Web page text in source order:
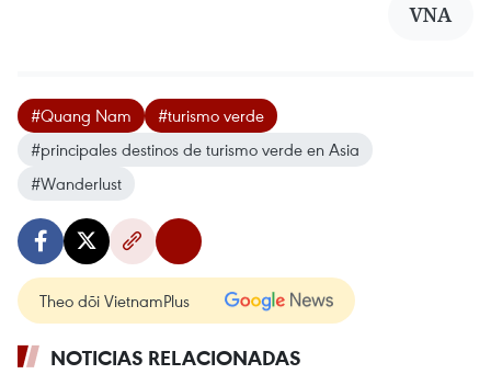
VNA
#Quang Nam
#turismo verde
#principales destinos de turismo verde en Asia
#Wanderlust
Theo dõi VietnamPlus
NOTICIAS RELACIONADAS